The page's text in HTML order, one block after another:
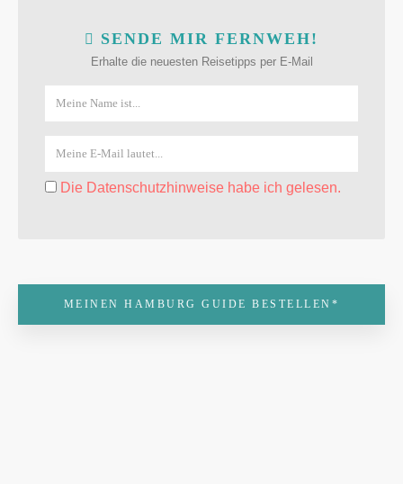
SENDE MIR FERNWEH!
Erhalte die neuesten Reisetipps per E-Mail
Die Datenschutzhinweise habe ich gelesen.
MEINEN HAMBURG GUIDE BESTELLEN*